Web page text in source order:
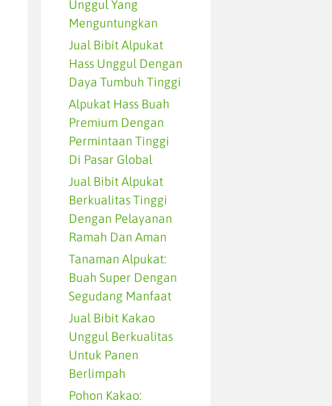
Unggul Yang
Menguntungkan
Jual Bibit Alpukat
Hass Unggul Dengan
Daya Tumbuh Tinggi
Alpukat Hass Buah
Premium Dengan
Permintaan Tinggi
Di Pasar Global
Jual Bibit Alpukat
Berkualitas Tinggi
Dengan Pelayanan
Ramah Dan Aman
Tanaman Alpukat:
Buah Super Dengan
Segudang Manfaat
Jual Bibit Kakao
Unggul Berkualitas
Untuk Panen
Berlimpah
Pohon Kakao: